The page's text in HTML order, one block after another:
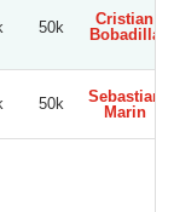
50k
Cristian
Bobadilla
50k
Sebastian
Marin